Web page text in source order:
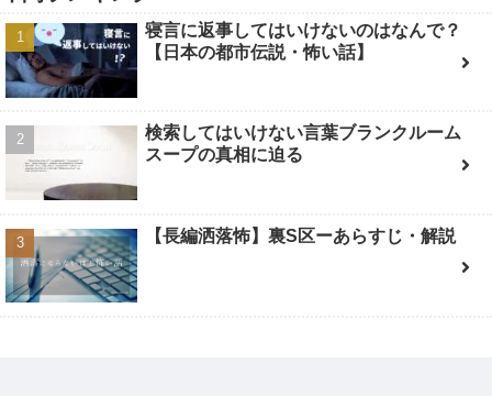
寝言に返事してはいけないのはなんで？
【日本の都市伝説・怖い話】
検索してはいけない言葉ブランクルーム
スープの真相に迫る
【長編洒落怖】裏S区ーあらすじ・解説